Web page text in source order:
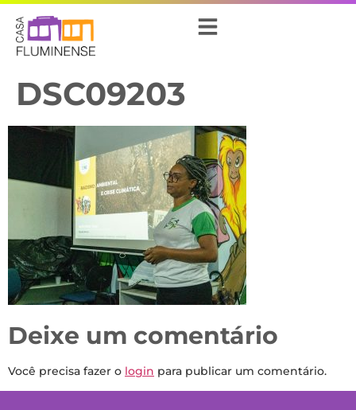
DSC09203
Deixe um comentário
Você precisa fazer o login para publicar um comentário.